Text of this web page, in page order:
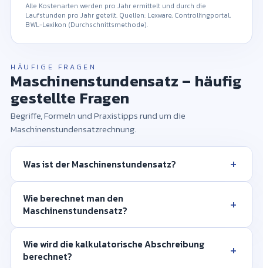
Alle Kostenarten werden pro Jahr ermittelt und durch die
Laufstunden pro Jahr geteilt. Quellen: Lexware, Controllingportal,
BWL-Lexikon (Durchschnittsmethode).
HÄUFIGE FRAGEN
Maschinenstundensatz – häufig
gestellte Fragen
Begriffe, Formeln und Praxistipps rund um die
Maschinenstundensatzrechnung.
Was ist der Maschinenstundensatz? +
Wie berechnet man den
Maschinenstundensatz?
+
Wie wird die kalkulatorische Abschreibung
berechnet?
+